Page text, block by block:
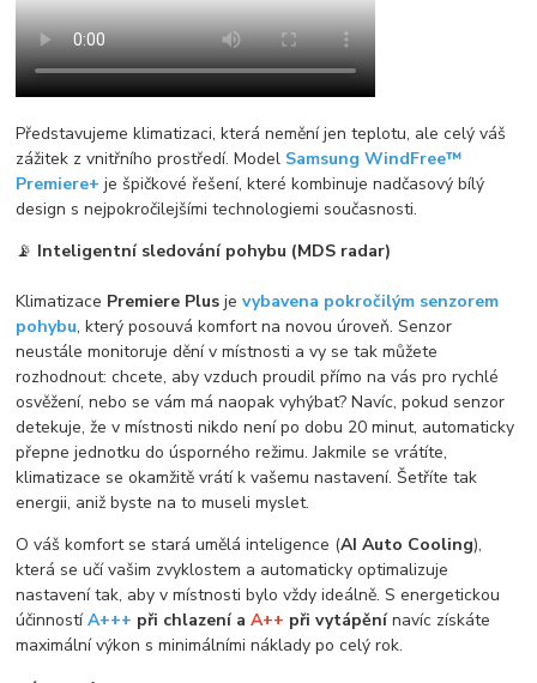
Představujeme klimatizaci, která nemění jen teplotu, ale celý váš
zážitek z vnitřního prostředí. Model Samsung WindFree™
Premiere+ je špičkové řešení, které kombinuje nadčasový bílý
design s nejpokročilejšími technologiemi současnosti.
📡 Inteligentní sledování pohybu (MDS radar)
Klimatizace Premiere Plus jevybavena pokročilým senzorem
pohybu, který posouvá komfort na novou úroveň. Senzor
neustále monitoruje dění v místnosti a vy se tak můžete
rozhodnout: chcete, aby vzduch proudil přímo na vás pro rychlé
osvěžení, nebo se vám má naopak vyhýbat? Navíc, pokud senzor
detekuje, že v místnosti nikdo není po dobu 20 minut, automaticky
přepne jednotku do úsporného režimu. Jakmile se vrátíte,
klimatizace se okamžitě vrátí k vašemu nastavení. Šetříte tak
energii, aniž byste na to museli myslet.
O váš komfort se stará umělá inteligence (AI Auto Cooling),
která se učí vašim zvyklostem a automaticky optimalizuje
nastavení tak, aby v místnosti bylo vždy ideálně. S energetickou
účinnostíA+++ při chlazení aA++ při vytápěnínavíc získáte
maximální výkon s minimálními náklady po celý rok.